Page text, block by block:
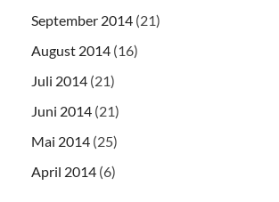
September 2014 (21)
August 2014 (16)
Juli 2014 (21)
Juni 2014 (21)
Mai 2014 (25)
April 2014 (6)